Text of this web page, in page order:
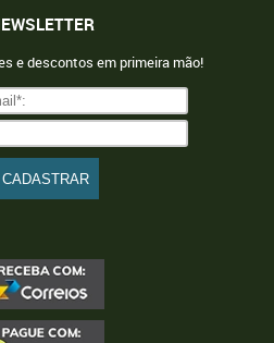
e descontos em primeira mão!